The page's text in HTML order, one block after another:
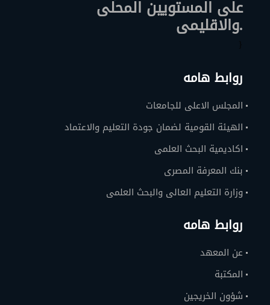
على المستويين المحلى
والاقليمى.
روابط هامه
المجلس الاعلى للجامعات
الهيئة القومية لضمان جودة التعليم والاعتماد
اكاديمية البحث العلمى
بنك المعرفة المصرى
وزارة التعليم العالى والبحث العلمى
روابط هامه
عن المعهد
المكتبة
شؤون الخريجين